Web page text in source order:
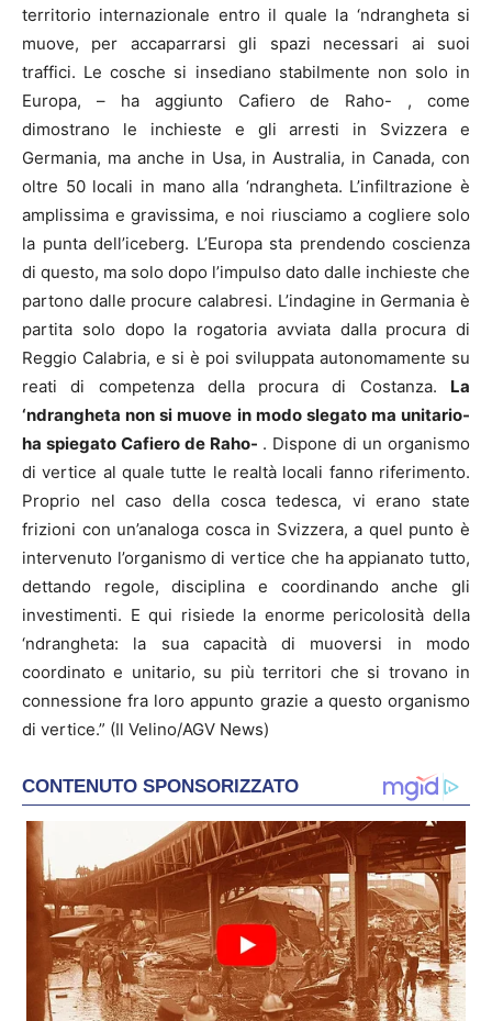
territorio internazionale entro il quale la ‘ndrangheta si
muove, per accaparrarsi gli spazi necessari ai suoi
traffici. Le cosche si insediano stabilmente non solo in
Europa, – ha aggiunto Cafiero de Raho- , come
dimostrano le inchieste e gli arresti in Svizzera e
Germania, ma anche in Usa, in Australia, in Canada, con
oltre 50 locali in mano alla ‘ndrangheta. L’infiltrazione è
amplissima e gravissima, e noi riusciamo a cogliere solo
la punta dell’iceberg. L’Europa sta prendendo coscienza
di questo, ma solo dopo l’impulso dato dalle inchieste che
partono dalle procure calabresi. L’indagine in Germania è
partita solo dopo la rogatoria avviata dalla procura di
Reggio Calabria, e si è poi sviluppata autonomamente su
reati di competenza della procura di Costanza. La
‘ndrangheta non si muove in modo slegato ma unitario-
ha spiegato Cafiero de Raho- . Dispone di un organismo
di vertice al quale tutte le realtà locali fanno riferimento.
Proprio nel caso della cosca tedesca, vi erano state
frizioni con un’analoga cosca in Svizzera, a quel punto è
intervenuto l’organismo di vertice che ha appianato tutto,
dettando regole, disciplina e coordinando anche gli
investimenti. E qui risiede la enorme pericolosità della
‘ndrangheta: la sua capacità di muoversi in modo
coordinato e unitario, su più territori che si trovano in
connessione fra loro appunto grazie a questo organismo
di vertice.” (Il Velino/AGV News)